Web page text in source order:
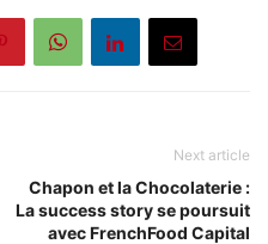
Next article
Chapon et la Chocolaterie :
La success story se poursuit
avec FrenchFood Capital